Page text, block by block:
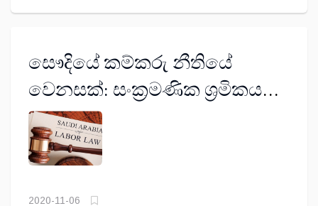
සෞදියේ කම්කරු නීතියේ
වෙනසක්: සංක්‍රමණික ශ්‍රමිකයන්
මිලියන දහයකට සහන
2020-11-06